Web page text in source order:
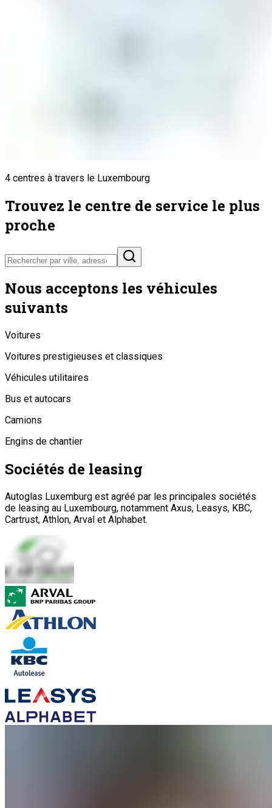
4 centres à travers le Luxembourg
Trouvez le centre de service le plus
proche
Nous acceptons les véhicules
suivants
Voitures
Voitures prestigieuses et classiques
Véhicules utilitaires
Bus et autocars
Camions
Engins de chantier
Sociétés de leasing
Autoglas Luxemburg est agréé par les principales sociétés
de leasing au Luxembourg, notamment Axus, Leasys, KBC,
Cartrust, Athlon, Arval et Alphabet.